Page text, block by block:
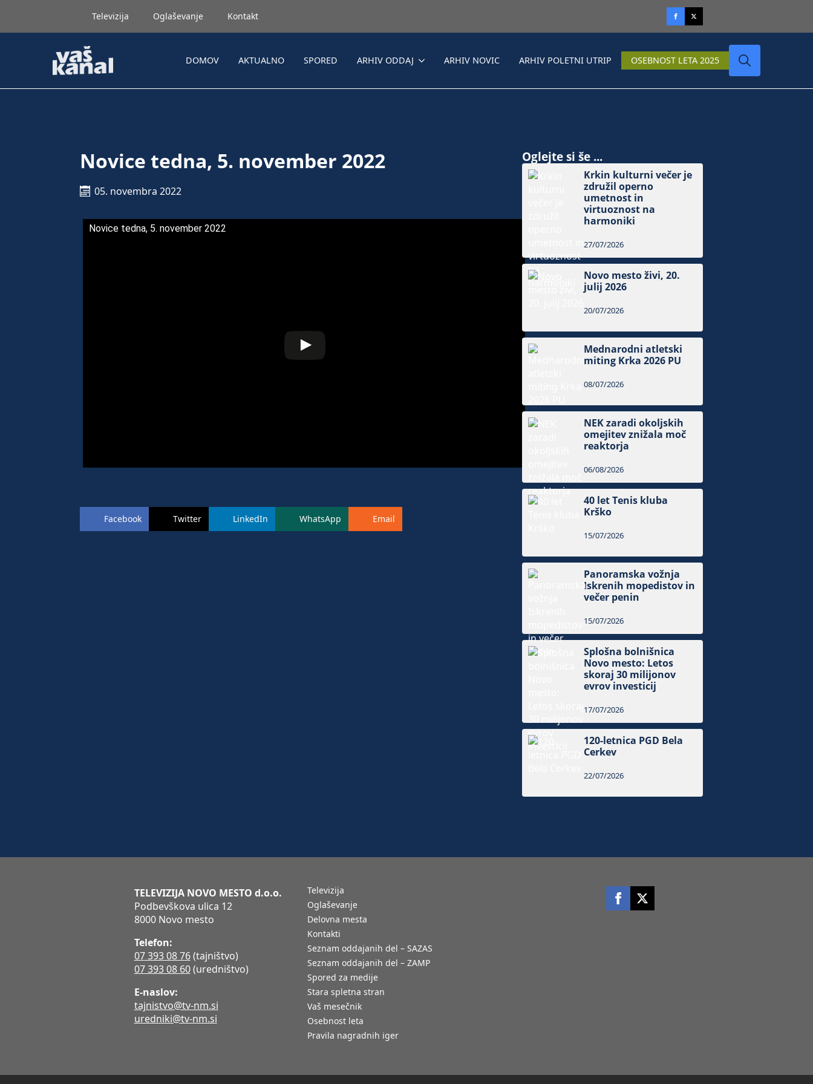
Televizija Oglaševanje Kontakt
DOMOV AKTUALNO SPORED ARHIV ODDAJ ARHIV NOVIC ARHIV POLETNI UTRIP OSEBNOST LETA 2025
Novice tedna, 5. november 2022
05. novembra 2022
Novice tedna, 5. november 2022
Facebook Twitter LinkedIn WhatsApp Email
Oglejte si še ...
Krkin kulturni večer je
združil operno
umetnost in
virtuoznost na
harmoniki
27/07/2026
Novo mesto živi, 20.
julij 2026
20/07/2026
Mednarodni atletski
miting Krka 2026 PU
08/07/2026
NEK zaradi okoljskih
omejitev znižala moč
reaktorja
06/08/2026
40 let Tenis kluba
Krško
15/07/2026
Panoramska vožnja
Iskrenih mopedistov in
večer penin
15/07/2026
Splošna bolnišnica
Novo mesto: Letos
skoraj 30 milijonov
evrov investicij
17/07/2026
120-letnica PGD Bela
Cerkev
22/07/2026
TELEVIZIJA NOVO MESTO d.o.o.
Podbevškova ulica 12
8000 Novo mesto
Telefon:
07 393 08 76(tajništvo)
07 393 08 60(uredništvo)
E-naslov:
tajnistvo@tv-nm.si
uredniki@tv-nm.si
Televizija
Oglaševanje
Delovna mesta
Kontakti
Seznam oddajanih del – SAZAS
Seznam oddajanih del – ZAMP
Spored za medije
Stara spletna stran
Vaš mesečnik
Osebnost leta
Pravila nagradnih iger